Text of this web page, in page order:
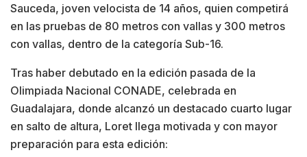
Sauceda, joven velocista de 14 años, quien competirá
en las pruebas de 80 metros con vallas y 300 metros
con vallas, dentro de la categoría Sub-16.
Tras haber debutado en la edición pasada de la
Olimpiada Nacional CONADE, celebrada en
Guadalajara, donde alcanzó un destacado cuarto lugar
en salto de altura, Loret llega motivada y con mayor
preparación para esta edición: